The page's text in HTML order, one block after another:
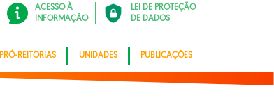
ACESSO À
INFORMAÇÃO
LEI DE PROTEÇÃO
DE DADOS
PRÓ-REITORIAS UNIDADES PUBLICAÇÕES